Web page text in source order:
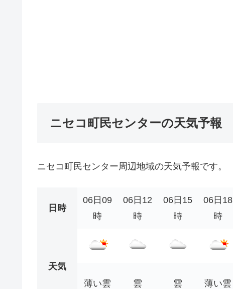
ニセコ町民センターの天気予報
ニセコ町民センター周辺地域の天気予報です。
日時
06日09
時
06日12
時
06日15
時
06日18
時
天気
薄い雲
雲 雲 薄い雲